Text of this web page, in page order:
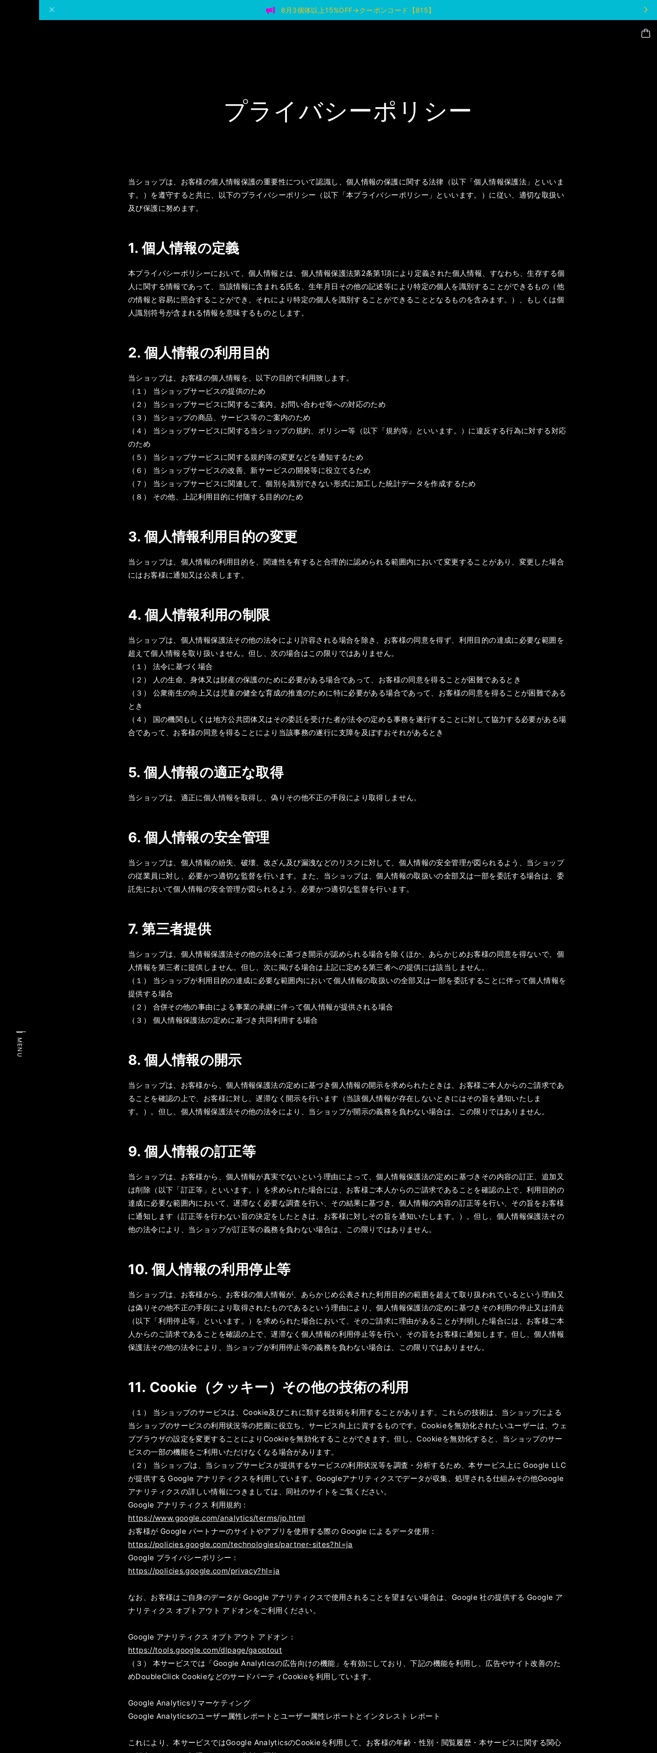
MENU
8月3個体以上15%OFF→クーポンコード【815】
プライバシーポリシー
当ショップは、お客様の個人情報保護の重要性について認識し、個人情報の保護に関する法律（以下「個人情報保護法」といいま
す。）を遵守すると共に、以下のプライバシーポリシー（以下「本プライバシーポリシー」といいます。）に従い、適切な取扱い
及び保護に努めます。
1. 個人情報の定義
本プライバシーポリシーにおいて、個人情報とは、個人情報保護法第2条第1項により定義された個人情報、すなわち、生存する個
人に関する情報であって、当該情報に含まれる氏名、生年月日その他の記述等により特定の個人を識別することができるもの（他
の情報と容易に照合することができ、それにより特定の個人を識別することができることとなるものを含みます。）、もしくは個
人識別符号が含まれる情報を意味するものとします。
2. 個人情報の利用目的
当ショップは、お客様の個人情報を、以下の目的で利用致します。
（１） 当ショップサービスの提供のため
（２） 当ショップサービスに関するご案内、お問い合わせ等への対応のため
（３） 当ショップの商品、サービス等のご案内のため
（４） 当ショップサービスに関する当ショップの規約、ポリシー等（以下「規約等」といいます。）に違反する行為に対する対応
のため
（５） 当ショップサービスに関する規約等の変更などを通知するため
（６） 当ショップサービスの改善、新サービスの開発等に役立てるため
（７） 当ショップサービスに関連して、個別を識別できない形式に加工した統計データを作成するため
（８） その他、上記利用目的に付随する目的のため
3. 個人情報利用目的の変更
当ショップは、個人情報の利用目的を、関連性を有すると合理的に認められる範囲内において変更することがあり、変更した場合
にはお客様に通知又は公表します。
4. 個人情報利用の制限
当ショップは、個人情報保護法その他の法令により許容される場合を除き、お客様の同意を得ず、利用目的の達成に必要な範囲を
超えて個人情報を取り扱いません。但し、次の場合はこの限りではありません。
（１） 法令に基づく場合
（２） 人の生命、身体又は財産の保護のために必要がある場合であって、お客様の同意を得ることが困難であるとき
（３） 公衆衛生の向上又は児童の健全な育成の推進のために特に必要がある場合であって、お客様の同意を得ることが困難である
とき
（４） 国の機関もしくは地方公共団体又はその委託を受けた者が法令の定める事務を遂行することに対して協力する必要がある場
合であって、お客様の同意を得ることにより当該事務の遂行に支障を及ぼすおそれがあるとき
5. 個人情報の適正な取得
当ショップは、適正に個人情報を取得し、偽りその他不正の手段により取得しません。
6. 個人情報の安全管理
当ショップは、個人情報の紛失、破壊、改ざん及び漏洩などのリスクに対して、個人情報の安全管理が図られるよう、当ショップ
の従業員に対し、必要かつ適切な監督を行います。また、当ショップは、個人情報の取扱いの全部又は一部を委託する場合は、委
託先において個人情報の安全管理が図られるよう、必要かつ適切な監督を行います。
7. 第三者提供
当ショップは、個人情報保護法その他の法令に基づき開示が認められる場合を除くほか、あらかじめお客様の同意を得ないで、個
人情報を第三者に提供しません。但し、次に掲げる場合は上記に定める第三者への提供には該当しません。
（１） 当ショップが利用目的の達成に必要な範囲内において個人情報の取扱いの全部又は一部を委託することに伴って個人情報を
提供する場合
（２） 合併その他の事由による事業の承継に伴って個人情報が提供される場合
（３） 個人情報保護法の定めに基づき共同利用する場合
8. 個人情報の開示
当ショップは、お客様から、個人情報保護法の定めに基づき個人情報の開示を求められたときは、お客様ご本人からのご請求であ
ることを確認の上で、お客様に対し、遅滞なく開示を行います（当該個人情報が存在しないときにはその旨を通知いたしま
す。）。但し、個人情報保護法その他の法令により、当ショップが開示の義務を負わない場合は、この限りではありません。
9. 個人情報の訂正等
当ショップは、お客様から、個人情報が真実でないという理由によって、個人情報保護法の定めに基づきその内容の訂正、追加又
は削除（以下「訂正等」といいます。）を求められた場合には、お客様ご本人からのご請求であることを確認の上で、利用目的の
達成に必要な範囲内において、遅滞なく必要な調査を行い、その結果に基づき、個人情報の内容の訂正等を行い、その旨をお客様
に通知します（訂正等を行わない旨の決定をしたときは、お客様に対しその旨を通知いたします。）。但し、個人情報保護法その
他の法令により、当ショップが訂正等の義務を負わない場合は、この限りではありません。
10. 個人情報の利用停止等
当ショップは、お客様から、お客様の個人情報が、あらかじめ公表された利用目的の範囲を超えて取り扱われているという理由又
は偽りその他不正の手段により取得されたものであるという理由により、個人情報保護法の定めに基づきその利用の停止又は消去
（以下「利用停止等」といいます。）を求められた場合において、そのご請求に理由があることが判明した場合には、お客様ご本
人からのご請求であることを確認の上で、遅滞なく個人情報の利用停止等を行い、その旨をお客様に通知します。但し、個人情報
保護法その他の法令により、当ショップが利用停止等の義務を負わない場合は、この限りではありません。
11. Cookie（クッキー）その他の技術の利用
（１） 当ショップのサービスは、Cookie及びこれに類する技術を利用することがあります。これらの技術は、当ショップによる
当ショップのサービスの利用状況等の把握に役立ち、サービス向上に資するものです。Cookieを無効化されたいユーザーは、ウェ
ブブラウザの設定を変更することによりCookieを無効化することができます。但し、Cookieを無効化すると、当ショップのサー
ビスの一部の機能をご利用いただけなくなる場合があります。
（２） 当ショップは、当ショップサービスが提供するサービスの利用状況等を調査・分析するため、本サービス上に Google LLC
が提供する Google アナリティクスを利用しています。Googleアナリティクスでデータが収集、処理される仕組みその他Google
アナリティクスの詳しい情報につきましては、同社のサイトをご覧ください。
Google アナリティクス 利用規約：
https://www.google.com/analytics/terms/jp.html
お客様が Google パートナーのサイトやアプリを使用する際の Google によるデータ使用：
https://policies.google.com/technologies/partner-sites?hl=ja
Google プライバシーポリシー：
https://policies.google.com/privacy?hl=ja
なお、お客様はご自身のデータが Google アナリティクスで使用されることを望まない場合は、Google 社の提供する Google ア
ナリティクス オプトアウト アドオンをご利用ください。
Google アナリティクス オプトアウト アドオン：
https://tools.google.com/dlpage/gaoptout
（３） 本サービスでは「Google Analyticsの広告向けの機能」を有効にしており、下記の機能を利用し、広告やサイト改善のた
めDoubleClick CookieなどのサードパーティCookieを利用しています。
Google Analyticsリマーケティング
Google Analyticsのユーザー属性レポートとユーザー属性レポートとインタレスト レポート
これにより、本サービスではGoogle AnalyticsのCookieを利用して、お客様の年齢・性別・閲覧履歴・本サービスに関する関心